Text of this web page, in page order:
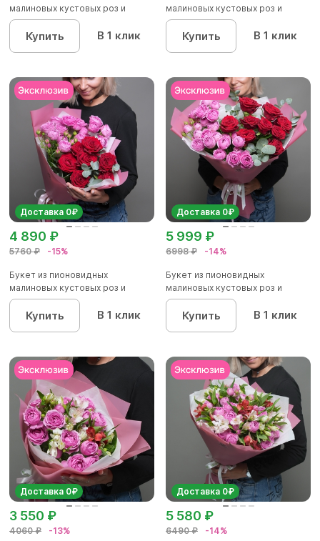
малиновых кустовых роз и
красных р...
Купить В 1 клик
малиновых кустовых роз и
красных р...
Купить В 1 клик
Доставка 0₽
5760 ₽ -15%
4 890 ₽
Букет из пионовидных
малиновых кустовых роз и
красных р...
Купить В 1 клик
Доставка 0₽
6998 ₽ -14%
5 999 ₽
Букет из пионовидных
малиновых кустовых роз и
красных р...
Купить В 1 клик
Доставка 0₽
4060 ₽ -13%
3 550 ₽
Доставка 0₽
6490 ₽ -14%
5 580 ₽